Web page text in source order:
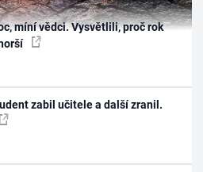
míní vědci. Vysvětlili, proč rok
zabil učitele a další zranil.